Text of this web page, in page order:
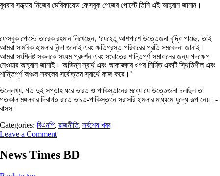
বুধবার সন্ধ্যায় নিজের ভেরিফায়েড ফেসবুক পেজের পোস্টে তিনি এই আহ্বান জানান।
ফেসবুক পোস্টে তারেক রহমান লিখেছেন, ‘যেহেতু আশপাশে উত্তেজনা বৃদ্ধি পাচ্ছে, তাই
আমরা সামরিক হামলার নিন্দা জানাই এবং ক্ষতিগ্রস্ত পরিবারের প্রতি সমবেদনা জানাই।
আমরা সংশ্লিষ্ট সকলকে সংযম প্রদর্শন এবং সংঘাতের শান্তিপূর্ণ সমাধানের জন্য পদক্ষেপ
নেওয়ার আহ্বান জানাই। অভিন্ন স্বার্থ এবং আকাঙ্ক্ষার ওপর নির্মিত একটি স্থিতিশীল এবং
শান্তিপূর্ণ অঞ্চল সকলের সর্বোত্তম স্বার্থে কাজ করে।’
উল্লেখ্য, গত দুই সপ্তাহ ধরে ভারত ও পাকিস্তানের মধ্যে যে উত্তেজনা চলছিল তা
গতকাল মঙ্গলবার দিবাগত রাতে ভারত-পাকিস্তানে সরাসরি হামলার মাধ্যমে যুদ্ধে রূপ নেয়।-
বাসস
Categories: বিএনপি, রাজনীতি, সর্বশেষ খবর
Leave a Comment
News Times BD